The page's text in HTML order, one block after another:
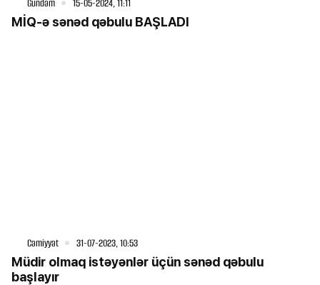
Gündəm 15-05-2024, 11:11
MİQ-ə sənəd qəbulu BAŞLADI
Cəmiyyət 31-07-2023, 10:53
Müdir olmaq istəyənlər üçün sənəd qəbulu
başlayır